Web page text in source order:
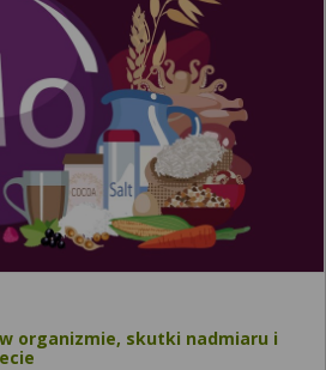
organizmie, skutki nadmiaru i